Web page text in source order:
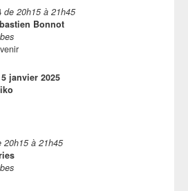
de 20h15à 21h45
Bonnot
5 janvier 2025
20h15à 21h45